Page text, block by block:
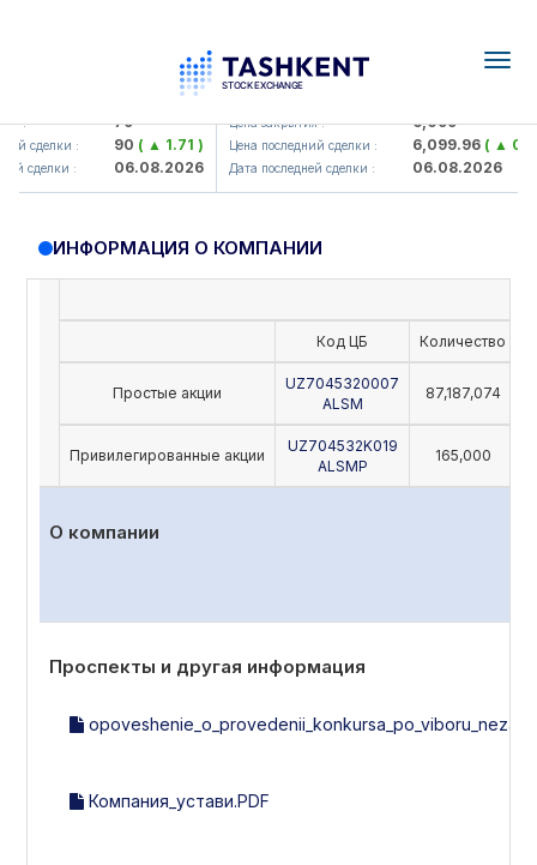
: 79
сделки : 90( ▲ 1.71 )
сделки : 06.08.2026
UZMK (<O'zmetkombinat> AJ)
Цена закрытия : 6,099
Цена последний сделки : 6,099.96( ▲ 0.08
Дата последней сделки : 06.08.2026
ИНФОРМАЦИЯ О КОМПАНИИ
Код ЦБ Количество
Простые акции
UZ7045320007
ALSM
87,187,074
Привилегированные акции
UZ704532K019
ALSMP
165,000
О компании
Проспекты и другая информация
Компания_устави.PDF